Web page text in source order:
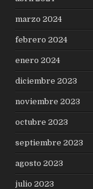
marzo 2024
febrero 2024
enero 2024
diciembre 2023
noviembre 2023
octubre 2023
septiembre 2023
agosto 2023
julio 2023